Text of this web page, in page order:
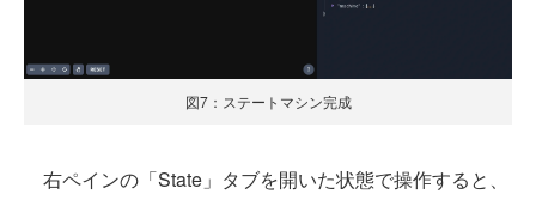
図7：ステートマシン完成
右ペインの「State」タブを開いた状態で操作すると、